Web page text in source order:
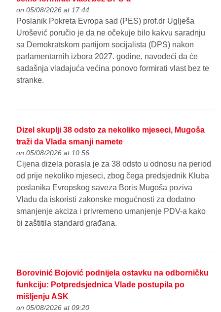
on 05/08/2026 at 17:44
Poslanik Pokreta Evropa sad (PES) prof.dr Uglješa
Urošević poručio je da ne očekuje bilo kakvu saradnju
sa Demokratskom partijom socijalista (DPS) nakon
parlamentarnih izbora 2027. godine, navodeći da će
sadašnja vladajuća većina ponovo formirati vlast bez te
stranke.
Dizel skuplji 38 odsto za nekoliko mjeseci, Mugoša
traži da Vlada smanji namete
on 05/08/2026 at 10:56
Cijena dizela porasla je za 38 odsto u odnosu na period
od prije nekoliko mjeseci, zbog čega predsjednik Kluba
poslanika Evropskog saveza Boris Mugoša poziva
Vladu da iskoristi zakonske mogućnosti za dodatno
smanjenje akciza i privremeno umanjenje PDV-a kako
bi zaštitila standard građana.
Borovinić Bojović podnijela ostavku na odborničku
funkciju: Potpredsjednica Vlade postupila po
mišljenju ASK
on 05/08/2026 at 09:20